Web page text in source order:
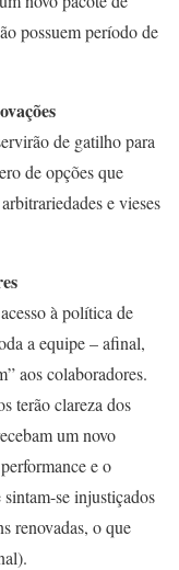
possuem período de
de gatilho para
de opções que
e vieses
à política de
a equipe – afinal,
aos colaboradores.
terão clareza dos
um novo
e o
se injustiçados
renovadas, o que